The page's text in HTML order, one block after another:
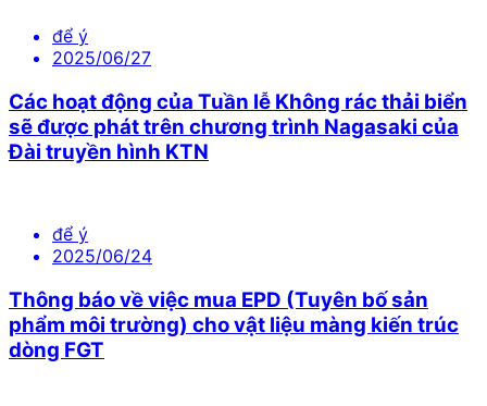
để ý
2025/06/27
Các hoạt động của Tuần lễ Không rác thải biển
sẽ được phát trên chương trình Nagasaki của
Đài truyền hình KTN
để ý
2025/06/24
Thông báo về việc mua EPD (Tuyên bố sản
phẩm môi trường) cho vật liệu màng kiến trúc
dòng FGT